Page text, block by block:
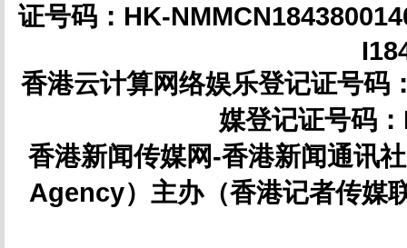
证号码：HK-
香港云计算网络娱乐登记证号码
媒登记证号码
香港新闻传媒网-香港新闻通讯
Agency）主办（香港记者传媒